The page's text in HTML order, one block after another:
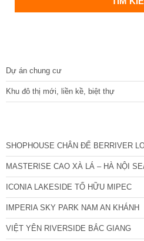
Dự án chung cư
Khu đô thị mới, liền kề, biệt thự
SHOPHOUSE CHÂN ĐẾ BERRIVER
MASTERISE CAO XÀ LÁ – HÀ NỘI
ICONIA LAKESIDE TỐ HỮU MIPEC
IMPERIA SKY PARK NAM AN KHÁNH
VIỆT YÊN RIVERSIDE BẮC GIANG